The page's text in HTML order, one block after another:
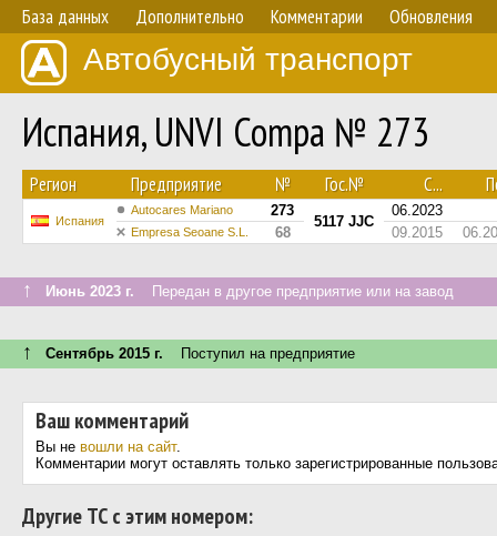
База данных Дополнительно Комментарии Обновления
Автобусный транспорт
Испания, UNVI Compa № 273
Регион Предприятие № Гос.№ С...
Испания
Autocares Mariano 273
5117 JJC
06.2023
Empresa Seoane S.L. 68 09.2015
↑ Июнь 2023 г. Передан в другое предприятие или на завод
↑ Сентябрь 2015 г. Поступил на предприятие
Ваш комментарий
Вы не вошли на сайт.
Комментарии могут оставлять только зарегистрированные
Другие ТС с этим номером: